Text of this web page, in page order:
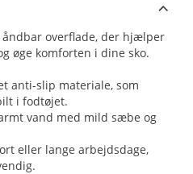
overflade, der hjælper
øge komforten i dine sko.
anti-slip materiale, som
i fodtøjet.
vand med mild sæbe og
eller lange arbejdsdage,